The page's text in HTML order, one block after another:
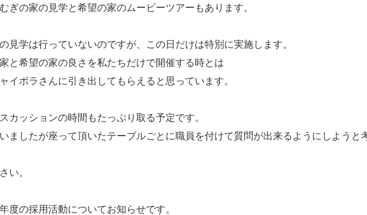
ぎの家の見学と希望の家のムービーツアーもあります。
見学は行っていないのですが、この日だけは特別に実施します。
と希望の家の良さを私たちだけで開催する時とは
イボラさんに引き出してもらえると思っています。
カッションの時間もたっぷり取る予定です。
ましたが座って頂いたテーブルごとに職員を付けて質問が出来るようにしようと
い。
度の採用活動についてお知らせです。